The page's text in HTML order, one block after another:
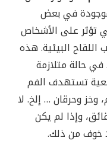
في بعض
تؤثر على الأشخاص
البيئية. هذه
حالة متلازمة
تستهدف الفم
وخز وحرقان … إلخ. لا
وإذا لم يكن
خوف من ذلك.